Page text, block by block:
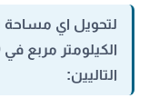
لتحويل اي مساحة
التاليين: